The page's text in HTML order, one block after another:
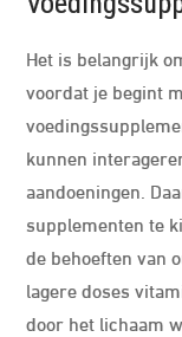
Het is belangrijk
voordat je begint
kunnen
aandoeningen.
supplementen te
de behoeften van
lagere doses
door het lichaam